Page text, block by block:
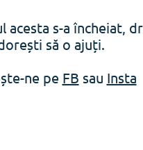
acesta s-a încheiat,
să o ajuți.
ne pe FB sau Insta